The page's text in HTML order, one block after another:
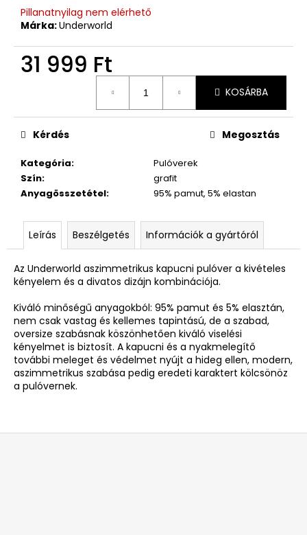
Pillanatnyilag nem elérhető
Márka:Underworld
31 999 Ft
KOSÁRBA
Kategória:
Pulóverek
Szín:
grafit
Anyagösszetétel: 95% pamut, 5% elastan
Kérdés Megosztás
Leírás Beszélgetés Információk a gyártóról
Az Underworld aszimmetrikus kapucni pulóver a kivételes
kényelem és a divatos dizájn kombinációja.
Kiváló minőségű anyagokból: 95% pamut és 5% elasztán,
nem csak vastag és kellemes tapintású, de a szabad,
oversize szabásnak köszönhetően kiváló viselési
kényelmet is biztosít. A kapucni és a nyakmelegítő
további meleget és védelmet nyújt a hideg ellen, modern,
aszimmetrikus szabása pedig eredeti karaktert kölcsönöz
a pulóvernek.
L